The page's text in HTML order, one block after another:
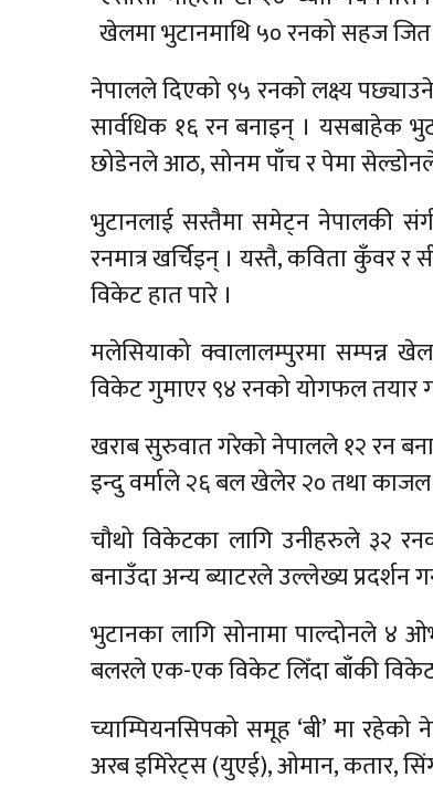
खेलमा भुटानमाथि ५० रनको सहज जित
नेपालले दिएको ९५ रनको लक्ष्य
सार्वधिक १६ रन बनाइन् । यसबाहेक
छोडेनले आठ, सोनम पाँच र पेमा
भुटानलाई सस्तैमा समेट्न नेपालकी
रनमात्र खर्चिइन् । यस्तै, कविता कुँवर र
विकेट हात पारे ।
मलेसियाको क्वालालम्पुरमा सम्पन्न
विकेट गुमाएर ९४ रनको योगफल तयार
खराब सुरुवात गरेको नेपालले १२ रन
इन्दु वर्माले २६ बल खेलेर २० तथा
चौथो विकेटका लागि उनीहरुले ३२
बनाउँदा अन्य ब्याटरले उल्लेख्य प्रदर्शन
भुटानका लागि सोनामा पाल्दोनले ४
बलरले एक-एक विकेट लिँदा बाँकी
च्याम्पियनसिपको समूह ‘बी’ मा
अरब इमिरेट्स (युएई), ओमान, कतार,